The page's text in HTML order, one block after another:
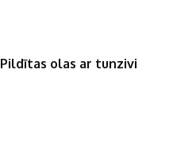
Pildītas olas ar tunzivi